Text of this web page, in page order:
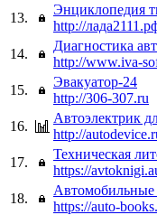
13.
Энциклопедия
http://
14.
Диагностика
http://www.iva-
15.
Эвакуатор-24
http://306-307.ru
16.
Автоэлектрик
http://
17.
Техническая
https://
18.
Автомобильные
https://auto-